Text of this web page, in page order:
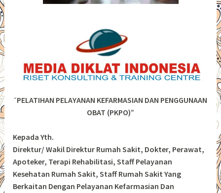
“PELATIHAN PELAYANAN KEFARMASIAN DAN PENGGUNAAN
OBAT (PKPO)”
Kepada Yth.
Direktur/ Wakil Direktur Rumah Sakit, Dokter, Perawat,
Apoteker, Terapi Rehabilitasi, Staff Pelayanan
Kesehatan Rumah Sakit, Staff Rumah Sakit Yang
Berkaitan Dengan Pelayanan Kefarmasian Dan